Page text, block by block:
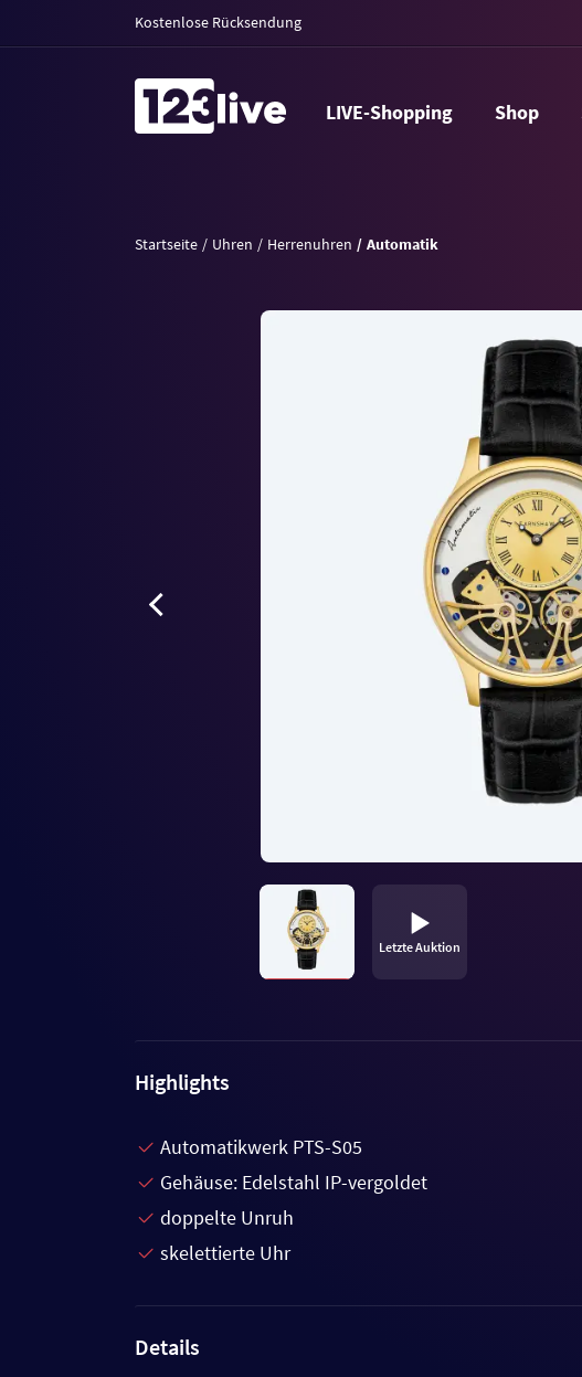
Kostenlose Rücksendung
LIVE-Shopping Shop
Startseite Uhren Herrenuhren Automatik
Letzte Auktion
Highlights
Automatikwerk PTS-S05
Gehäuse: Edelstahl IP-vergoldet
doppelte Unruh
skelettierte Uhr
Details